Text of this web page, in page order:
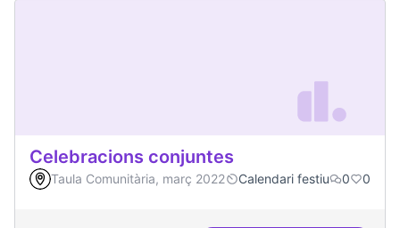
Celebracions conjuntes
Taula Comunitària, març 2022 Calendari festiu 0 0